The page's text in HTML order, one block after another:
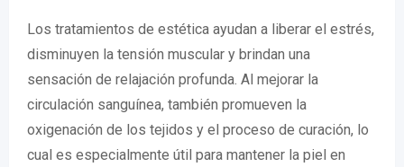
Los tratamientos de estética ayudan a liberar el estrés,
disminuyen la tensión muscular y brindan una
sensación de relajación profunda. Al mejorar la
circulación sanguínea, también promueven la
oxigenación de los tejidos y el proceso de curación, lo
cual es especialmente útil para mantener la piel en